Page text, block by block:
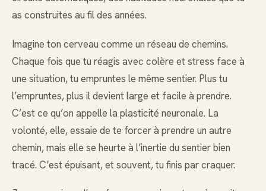
as construites au fil des années.
Imagine ton cerveau comme un réseau de chemins.
Chaque fois que tu réagis avec colère et stress face à
une situation, tu empruntes le même sentier. Plus tu
l’empruntes, plus il devient large et facile à prendre.
C’est ce qu’on appelle la plasticité neuronale. La
volonté, elle, essaie de te forcer à prendre un autre
chemin, mais elle se heurte à l’inertie du sentier bien
tracé. C’est épuisant, et souvent, tu finis par craquer.